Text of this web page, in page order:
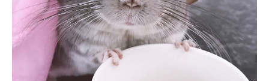
アプリをダウンロードする